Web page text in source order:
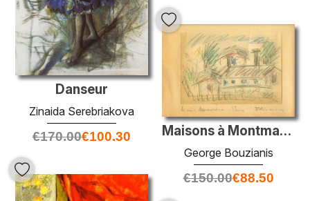
Danseur
Zinaida Serebriakova
€170.00€100.30 Maisons à Montmartre
George Bouzianis
€150.00€88.50